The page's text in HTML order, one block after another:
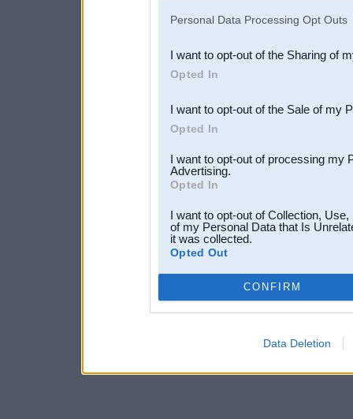
Downstream Participants
third parties.
Personal Data Processing Opt Outs
I want to opt-out of the Sharing of
Opted In
I want to opt-out of the Sale of my
Opted In
I want to opt-out of processing my
Advertising.
Opted In
I want to opt-out of Collection,
of my Personal Data that Is
it was collected.
Opted Out
CONFIRM
Data Deletion